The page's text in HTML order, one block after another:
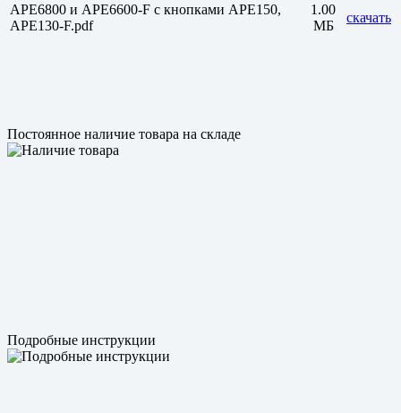
APE6800 и APE6600-F с кнопками APE150,
APE130-F.pdf
1.00
МБ
скачать
Постоянное наличие товара на складе
Подробные инструкции